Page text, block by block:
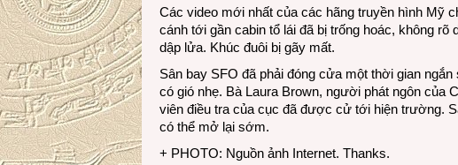
Các video mới nhất của các hãng truyền hình Mỹ
cánh tới gần cabin tổ lái đã bị trống hoác, không
dập lửa. Khúc đuôi bị gãy mất.
Sân bay SFO đã phải đóng cửa một thời gian
có gió nhẹ. Bà Laura Brown, người phát ngôn của
viên điều tra của cục đã được cử tới hiện trường.
có thể mở lại sớm.
+ PHOTO: Nguồn ảnh Internet. Thanks.